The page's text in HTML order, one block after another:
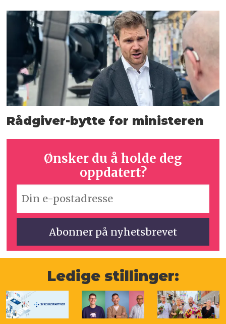
Rådgiver-bytte for ministeren
Ønsker du å holde deg
oppdatert?
Ledige stillinger: